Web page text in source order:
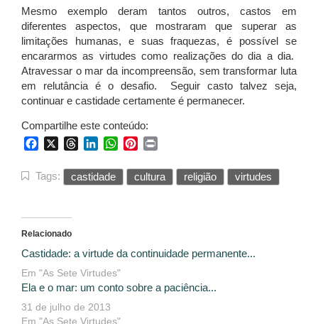
Mesmo exemplo deram tantos outros, castos em
diferentes aspectos, que mostraram que superar as
limitações humanas, e suas fraquezas, é possível se
encararmos as virtudes como realizações do dia a dia.
Atravessar o mar da incompreensão, sem transformar luta
em relutância é o desafio. Seguir casto talvez seja,
continuar e castidade certamente é permanecer.
Compartilhe este conteúdo:
FacebookThreadsLinkedInWhatsApp
Pinterest
Tags: castidade cultura religião virtudes
Relacionado
Castidade: a virtude da continuidade permanente...
Em "As Sete Virtudes"
Ela e o mar: um conto sobre a paciência...
31 de julho de 2013
Em "As Sete Virtudes"